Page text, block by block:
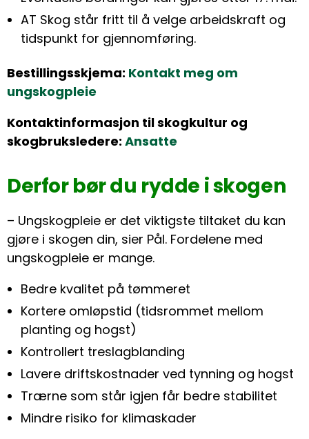
AT Skog står fritt til å velge arbeidskraft og
tidspunkt for gjennomføring.
Bestillingsskjema: Kontakt meg om
ungskogpleie
Kontaktinformasjon til skogkultur og
skogbruksledere: Ansatte
Derfor bør du rydde i skogen
– Ungskogpleie er det viktigste tiltaket du kan
gjøre i skogen din, sier Pål. Fordelene med
ungskogpleie er mange.
Bedre kvalitet på tømmeret
Kortere omløpstid (tidsrommet mellom
planting og hogst)
Kontrollert treslagblanding
Lavere driftskostnader ved tynning og hogst
Trærne som står igjen får bedre stabilitet
Mindre risiko for klimaskader